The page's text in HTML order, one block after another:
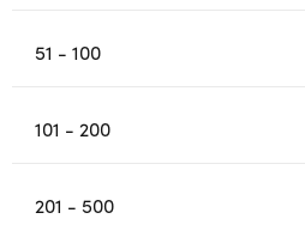
51 - 100
101 - 200
201 - 500